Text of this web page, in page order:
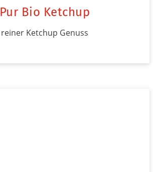
Pur Bio Ketchup
reiner Ketchup Genuss